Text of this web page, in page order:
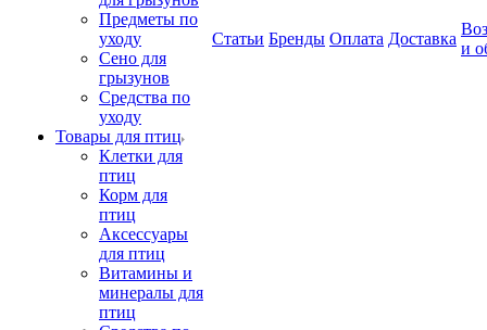
Предметы по
уходу
Сено для
грызунов
Средства по
уходу
Товары для птиц
Клетки для
птиц
Корм для
птиц
Аксессуары
для птиц
Витамины и
минералы для
птиц
Статьи Бренды Оплата Доставка
и